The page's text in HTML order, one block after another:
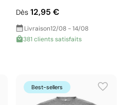
Dès 12,95 €
Livraison12/08 - 14/08
381 clients satisfaits
Best-sellers